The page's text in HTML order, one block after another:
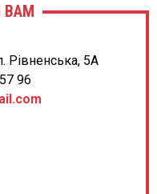
ВАМ
Рівненська, 5А
96